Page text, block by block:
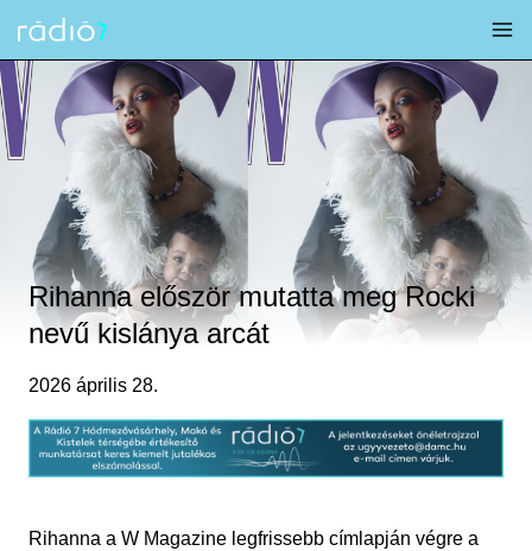
content
Rihanna először mutatta meg Rocki
nevű kislánya arcát
2026 április 28.
Rihanna a W Magazine legfrissebb címlapján végre a